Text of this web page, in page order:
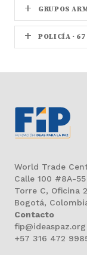
+ GRUPOS
+ POLICÍA · 67
World Trade
Calle 100 #8A-55
Torre C, Oficina
Bogotá,
Contacto
fip@ideaspaz.org
+57 316 472